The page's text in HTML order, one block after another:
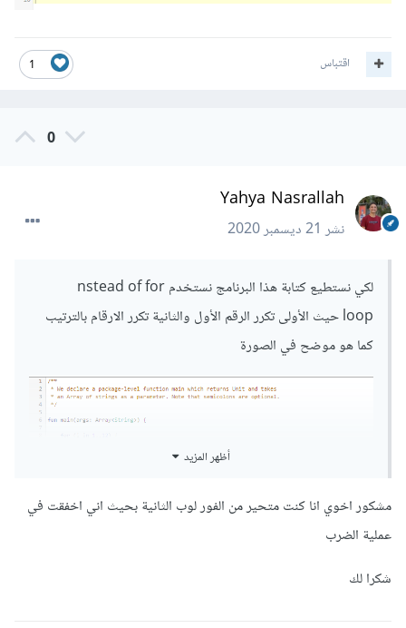
1 اقتباس
0
Yahya Nasrallah
نشر21 ديسمبر 2020
لكي نستطيع كتابة هذا البرنامج نستخدم nstead of for
loop حيث الأولى تكرر الرقم الأول والثانية تكرر الارقام بالترتيب
كما هو موضح في الصورة
أظهر المزيد
مشكور اخوي انا كنت متحير من الفور لوب الثانية بحيث اني اخفقت في
عملية الضرب
شكرا لك